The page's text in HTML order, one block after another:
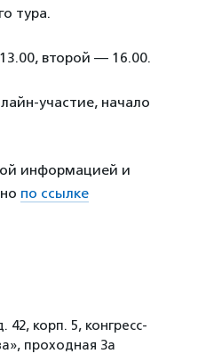
тура.
второй — 16.00.
участие, начало
информацией и
по ссылке
42, корп. 5, конгресс-
проходная 3а